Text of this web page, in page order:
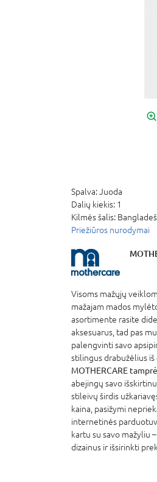
Spalva:Juoda
Dalių kiekis: 1
Kilmės šalis:
Priežiūros nurodymai
Visoms mažųjų
mažajam mados
asortimente rasite
aksesuarus, tad pas
palengvinti savo
stilingus drabužėlius
MOTHERCARE
abejingų savo
stileivų širdis
kaina, pasižymi
internetinės
kartu su savo mažyliu
dizainus ir išsirinkti